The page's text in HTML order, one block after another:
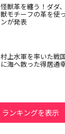
怪獣革を纏う！ダダ
獣モチーフの革を使
ンが発表
村上水軍を率いた戦
に海へ散った得居通
ランキングを表示